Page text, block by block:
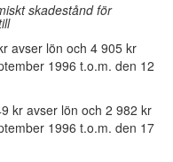
skadestånd för
avser lön och 4 905 kr
1996 t.o.m. den 12
kr avser lön och 2 982 kr
1996 t.o.m. den 17